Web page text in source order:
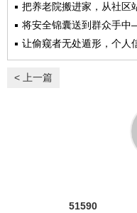
把养老院搬进家，从社区
将安全锦囊送到群众手
让偷窥者无处遁形，个人
说不
< 上一篇
51590